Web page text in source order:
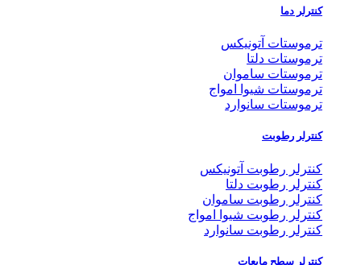
کنترلر دما
ترموستات آتونیکس
ترموستات دلتا
ترموستات ساموان
ترموستات شیوا امواج
ترموستات سانوارد
کنترلر رطوبت
کنترلر رطوبت آتونیکس
کنترلر رطوبت دلتا
کنترلر رطوبت ساموان
کنترلر رطوبت شیوا امواج
کنترلر رطوبت سانوارد
کنترلر سطح مایعات